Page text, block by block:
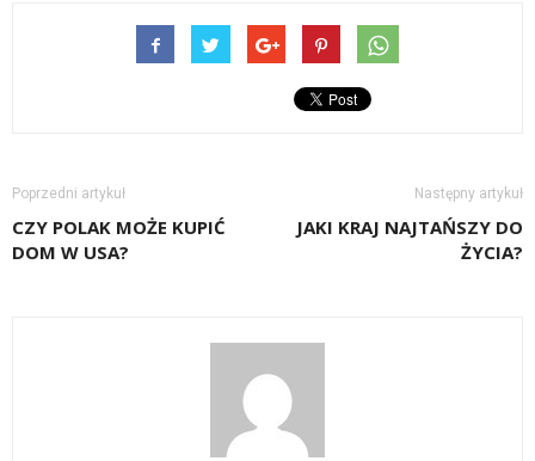
Poprzedni artykuł
CZY POLAK MOŻE KUPIĆ
DOM W USA?
Następny artykuł
JAKI KRAJ NAJTAŃSZY DO
ŻYCIA?